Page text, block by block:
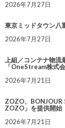
2026年7月27日
東京ミッドタウン八
2026年7月27日
上組／コンテナ物流
「OneStream株式
2026年7月21日
ZOZO、BONJOUR
ZOZO」を提供開始
2026年7月21日